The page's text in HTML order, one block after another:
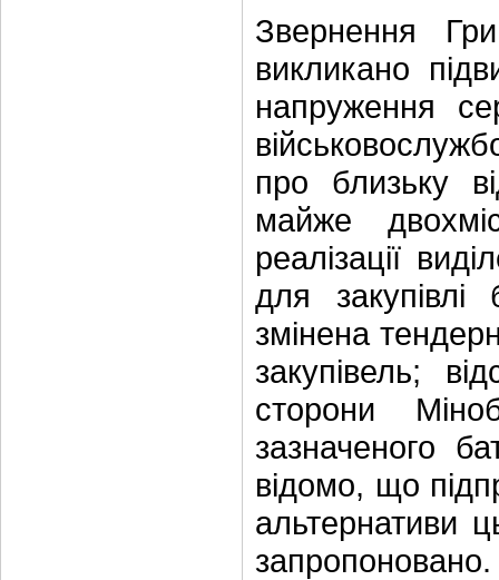
Звернення
викликано
напруження
про близьку
майже
реалізації
для
змінена
закупівель;
сторони
зазначеного
відомо, що
альтернативи
запропоновано.